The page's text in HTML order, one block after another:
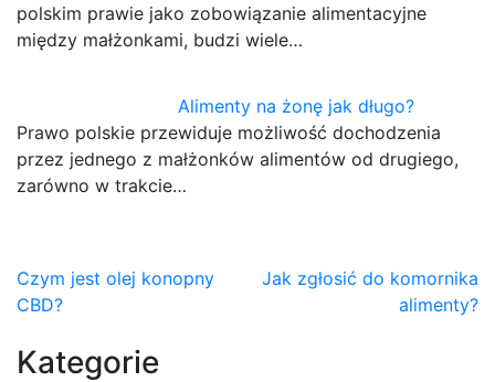
polskim prawie jako zobowiązanie alimentacyjne
między małżonkami, budzi wiele…
Alimenty na żonę jak długo?
Prawo polskie przewiduje możliwość dochodzenia
przez jednego z małżonków alimentów od drugiego,
zarówno w trakcie…
Nawigacja
wpisu
Czym jest olej konopny
CBD?
Jak zgłosić do komornika
alimenty?
Kategorie